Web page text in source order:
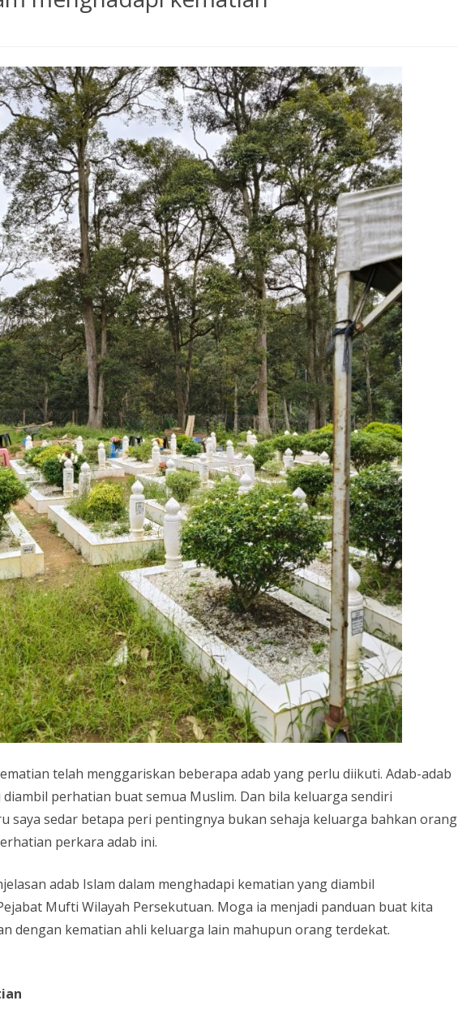
telah menggariskan beberapa adab yang perlu diikuti. Adab-adab
perhatian buat semua Muslim. Dan bila keluarga sendiri
saya sedar betapa peri pentingnya bukan sehaja keluarga bahkan orang
perkara adab ini.
adab Islam dalam menghadapi kematian yang diambil
Mufti Wilayah Persekutuan. Moga ia menjadi panduan buat kita
dengan kematian ahli keluarga lain mahupun orang terdekat.